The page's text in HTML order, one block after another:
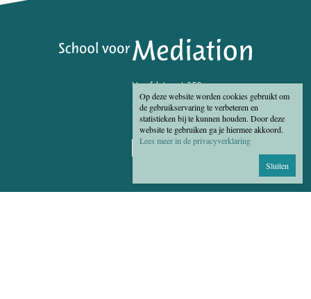
Op deze website worden cookies gebruikt om
de gebruikservaring te verbeteren en
statistieken bij te kunnen houden. Door deze
website te gebruiken ga je hiermee akkoord.
Lees meer in de privacyverklaring
Sluiten
Hoofdstraat 250
3972 LK Driebergen
06 - 5379 5525